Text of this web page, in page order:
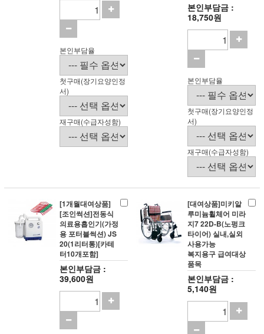
본인부담율
첫구매(장기요양인정
서)
재구매(수급자성함)
본인부담금 :
18,750원
본인부담율
첫구매(장기요양인정
서)
재구매(수급자성함)
[1개월대여상품]
[조인썩션]전동식
의료용흡인기(가정
용 포터블썩션) JS
20(1리터통)[카테
터10개포함]
본인부담금 :
39,600원
[대여상품]미키알
루미늄휠체어 미라
지7 22D-B(노펑크
타이어) 실내,실외
사용가능
복지용구 급여대상
품목
본인부담금 :
5,140원